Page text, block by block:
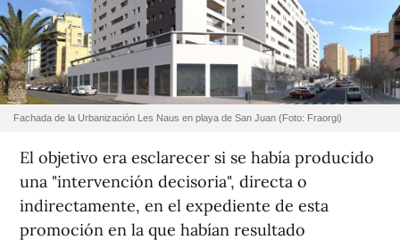
Fachada de la Urbanización Les Naus en playa de San Juan (Foto: Fraorgi)
El objetivo era esclarecer si se había producido
una "intervención decisoria", directa o
indirectamente, en el expediente de esta
promoción en la que habían resultado